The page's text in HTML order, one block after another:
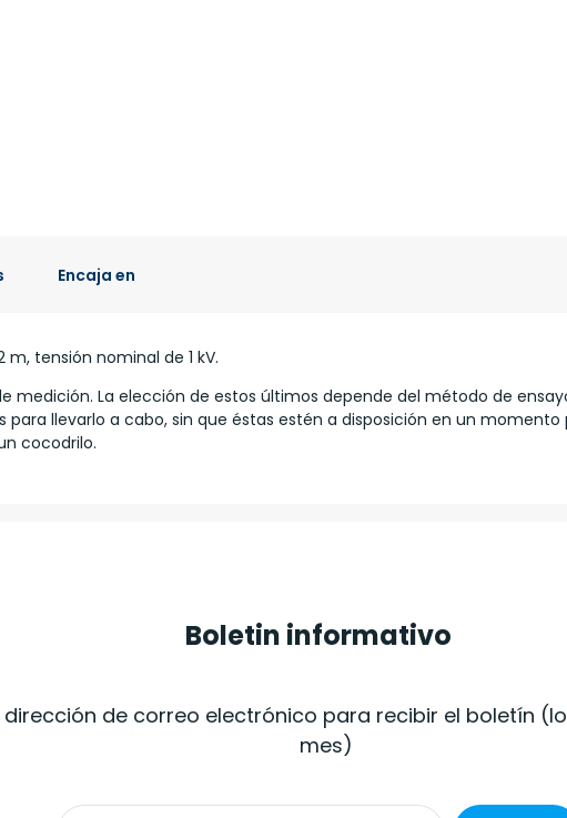
Encaja en
m, tensión nominal de 1 kV.
medición. La elección de estos últimos depende del método de
para llevarlo a cabo, sin que éstas estén a disposición en un
cocodrilo.
Boletin informativo
de correo electrónico para recibir el boletín
mes)